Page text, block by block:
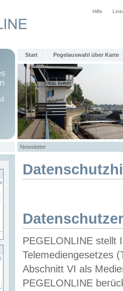
Hilfe
Start Pegelauswahl über Karte
Newsletter
PEGELONLINE stellt
Telemediengesetzes
Abschnitt VI als
PEGELONLINE